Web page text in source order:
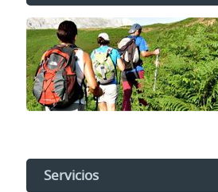
Servicios